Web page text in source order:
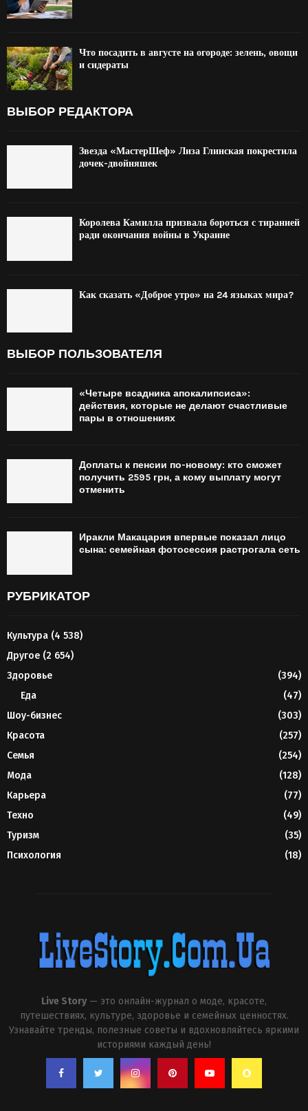
Что посадить в августе на огороде: зелень, овощи
и сидераты
ВЫБОР РЕДАКТОРА
Звезда «МастерШеф» Лиза Глинская покрестила
дочек-двойняшек
Королева Камилла призвала бороться с тиранией
ради окончания войны в Украине
Как сказать «Доброе утро» на 24 языках мира?
ВЫБОР ПОЛЬЗОВАТЕЛЯ
«Четыре всадника апокалипсиса»:
действия, которые не делают счастливые
пары в отношениях
Доплаты к пенсии по-новому: кто сможет
получить 2595 грн, а кому выплату могут
отменить
Иракли Макацария впервые показал лицо
сына: семейная фотосессия растрогала сеть
РУБРИКАТОР
Культура (4 538)
Другое (2 654)
Здоровье
(394)
Еда
(47)
Шоу-бизнес
(303)
Красота
(257)
Семья
(254)
Мода
(128)
Карьера
(77)
Техно
(49)
Туризм
(35)
Психология
(18)
Live Story — это онлайн-журнал о моде, красоте,
путешествиях, культуре, здоровье и семейных ценностях.
Узнавайте тренды, полезные советы и вдохновляйтесь яркими
историями каждый день!